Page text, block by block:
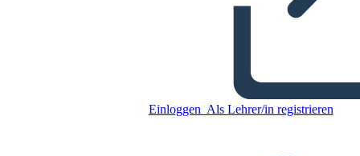
Einloggen Als Lehrer/in registrieren